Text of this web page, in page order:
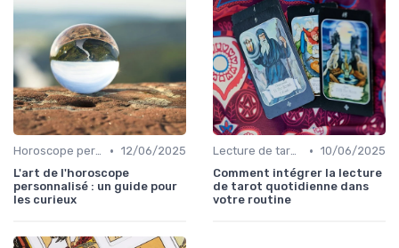
Horoscope personnalisé • 12/06/2025
L'art de l'horoscope
personnalisé : un guide pour
les curieux
Lecture de tarot quotidienne • 10/06/2025
Comment intégrer la lecture
de tarot quotidienne dans
votre routine